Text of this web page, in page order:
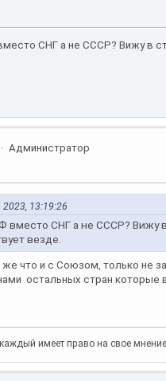
СНГ а не СССР? Вижу в
Администратор
2023, 13:19:26
вместо СНГ а не СССР? Вижу
везде.
что и с Союзом, только не
остальных стран которые
каждый имеет право на свое